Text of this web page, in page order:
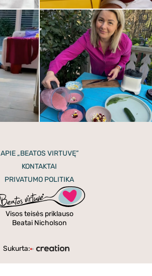
APIE „BEATOS VIRTUVĘ”
KONTAKTAI
PRIVATUMO POLITIKA
Visos teisės priklauso
Beatai Nicholson
Sukurta: